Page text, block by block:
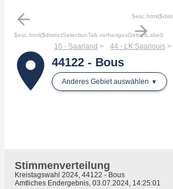
arrow_back
$esc.html($districtSelectionTab.vorherigesGebietLabel)
arrow_forward
place
10 - Saarland 44 - LK Saarlouis
44122 - Bous
Anderes Gebiet auswählen
Stimmenverteilung
Kreistagswahl 2024, 44122 - Bous
Amtliches Endergebnis, 03.07.2024, 14:25:01